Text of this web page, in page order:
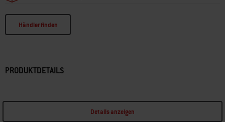
Händler finden
PRODUKTDETAILS
Details anzeigen